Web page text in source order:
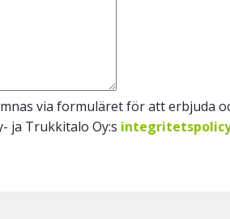
via formuläret för att erbjuda
ja Trukkitalo Oy:s